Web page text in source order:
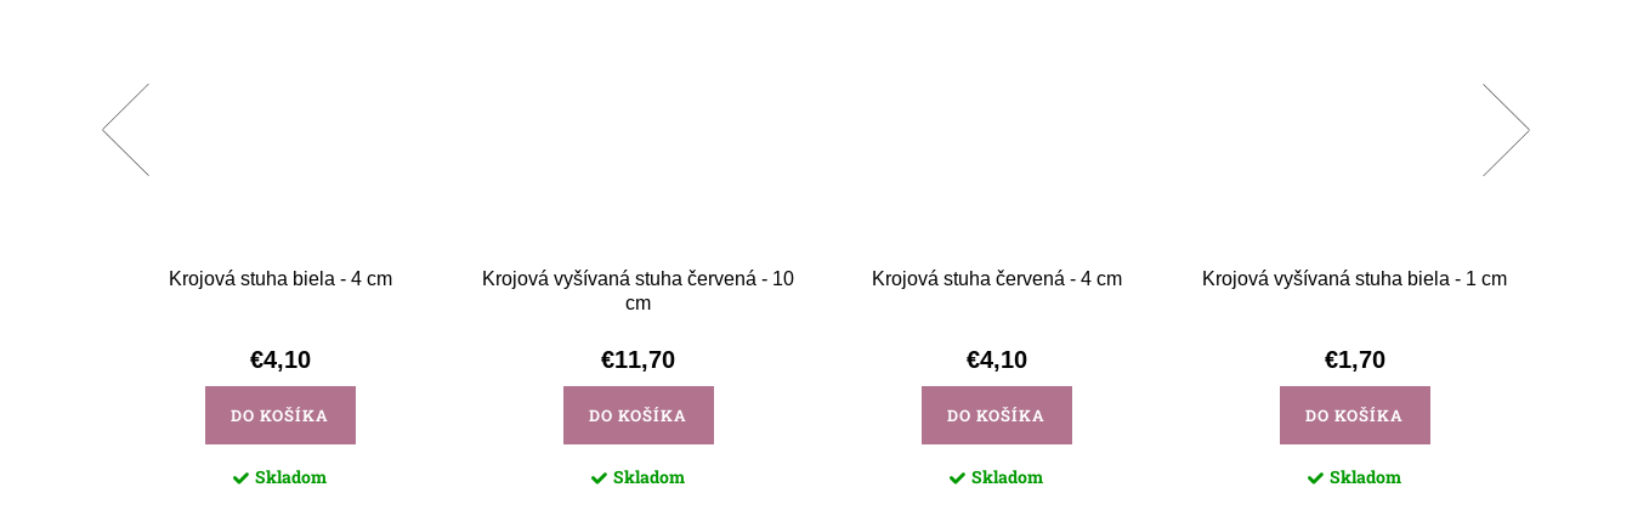
Krojová stuha biela - 4 cm
€4,10
DO KOŠÍKA
Skladom
Krojová vyšívaná stuha červená - 10
cm
€11,70
DO KOŠÍKA
Skladom
Krojová stuha červená - 4 cm
€4,10
DO KOŠÍKA
Skladom
Krojová vyšívaná stuha biela - 1 cm
€1,70
DO KOŠÍKA
Skladom